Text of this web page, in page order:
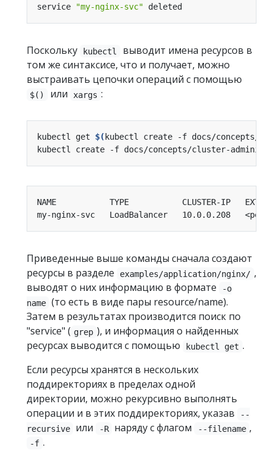
service
"my-nginx-svc"
Поскольку kubectl
выводит имена ресурсов в
том же синтаксисе, что и получает, можно
выстраивать цепочки операций с помощью
$() или xargs :
kubectl get $( kubectl create -f docs/concepts/
kubectl create -f docs/concepts/cluster-
NAME           TYPE           CLUSTER-IP
Приведенные выше команды сначала создают
ресурсы в разделе
examples/application/nginx/ ,
выводят о них информацию в формате
-o
name (то есть в виде пары resource/name).
Затем в результатах производится поиск по
"service" ( grep ), и информация о найденных
ресурсах выводится с помощью
kubectl get .
Если ресурсы хранятся в нескольких
поддиректориях в пределах одной
директории, можно рекурсивно выполнять
операции и в этих поддиректориях, указав
--
recursive
или -R наряду с флагом --filename ,
-f .